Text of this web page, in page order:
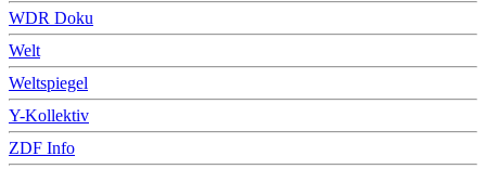
WDR Doku
Welt
Weltspiegel
Y-Kollektiv
ZDF Info